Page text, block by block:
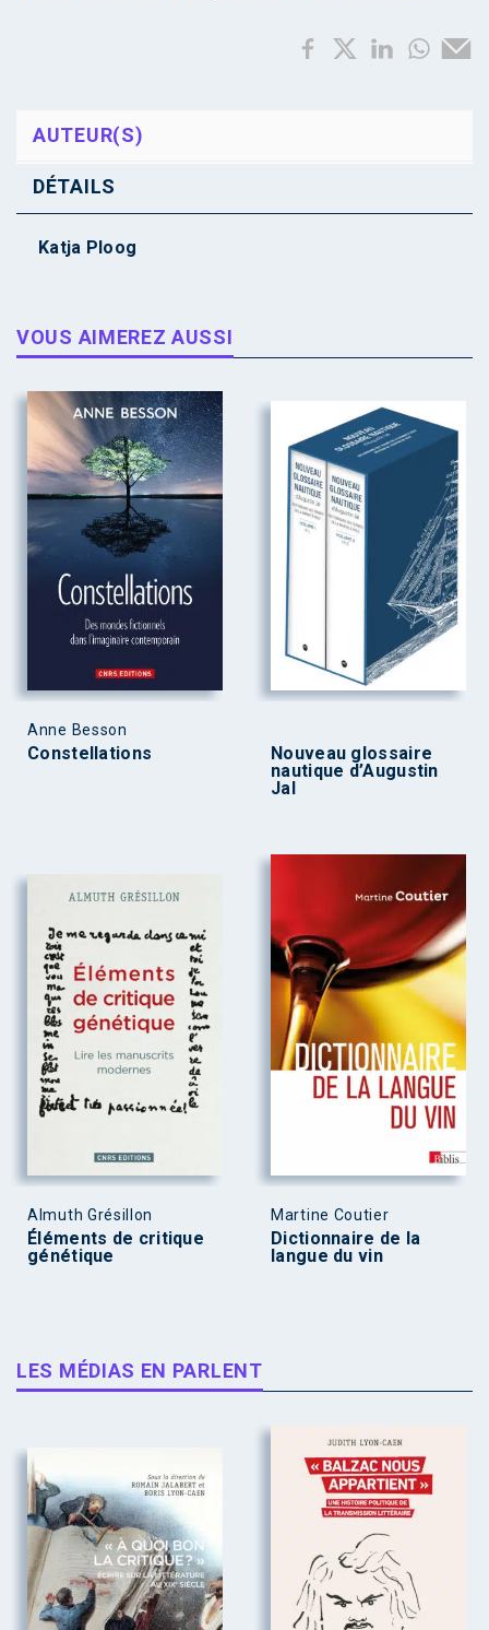
AUTEUR(S)
DÉTAILS
Katja Ploog
VOUS AIMEREZ AUSSI
Anne Besson
Constellations
Nouveau glossaire
nautique d’Augustin
Jal
Almuth Grésillon
Éléments de critique
génétique
Martine Coutier
Dictionnaire de la
langue du vin
LES MÉDIAS EN PARLENT